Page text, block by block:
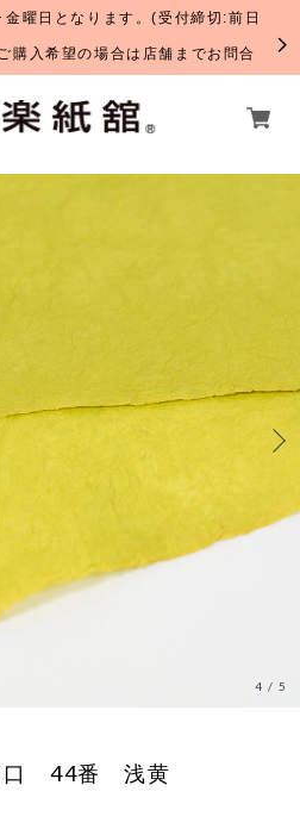
曜日となります。(受付締切:前日
購入希望の場合は店舗までお問合
4 /5
口 44番 浅黄